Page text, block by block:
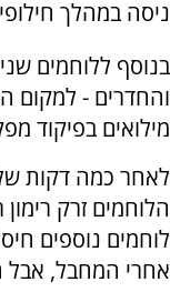
ניסה במהלך
בנוסף ללוחמים
והחדרים - למקום
מילואים בפיקוד
לאחר כמה דקות
הלוחמים זרק
לוחמים נוספים
אחרי המחבל, אבל